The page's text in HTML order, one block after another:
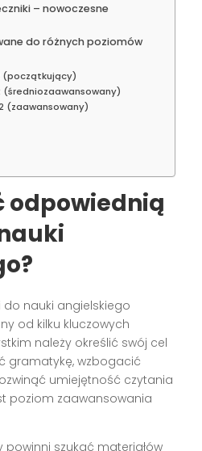
– nowoczesne
do różnych poziomów
(początkujący)
(średniozaawansowany)
(zaawansowany)
odpowiednią
do nauki angielskiego
od kilku kluczowych
należy określić swój cel
gramatykę, wzbogacić
umiejętność czytania
poziom zaawansowania
powinni szukać materiałów